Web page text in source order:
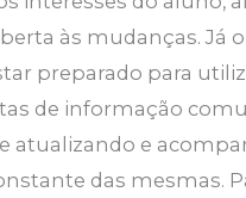
às mudanças. Já
preparado para
de informação
atualizando e
das mesmas.